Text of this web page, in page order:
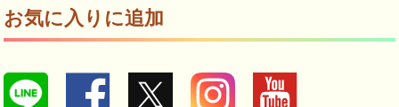
お気に入りに追加